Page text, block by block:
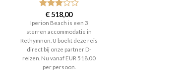
Gewaardeerd
3uit 5
€ 518,00
Iperion Beach is een 3
sterren accommodatie in
Rethymnon. U boekt deze reis
direct bij onze partner D-
reizen. Nu vanaf EUR 518.00
per persoon.